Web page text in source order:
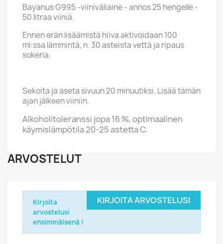
Bayanus G995 -viiniväliaine - annos 25 hengelle -
50 litraa viiniä.
Ennen erän lisäämistä hiiva aktivoidaan 100
ml:ssa lämmintä, n. 30 asteista vettä ja ripaus
sokeria.
Sekoita ja aseta sivuun 20 minuutiksi. Lisää tämän
ajan jälkeen viiniin.
Alkoholitoleranssi jopa 16 %, optimaalinen
käymislämpötila 20-25 astetta C.
ARVOSTELUT
KIRJOITA ARVOSTELUSI
Kirjoita
arvostelusi
ensimmäisenä !